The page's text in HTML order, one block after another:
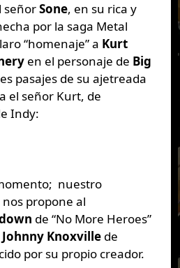
señorSone, en su rica y
por la saga Metal
“homenaje” a Kurt
en el personaje de Big
pasajes de su ajetreada
el señor Kurt, de
Indy:
nuestro
nos propone al
de “No More Heroes”
Johnny Knoxvillede
por su propio creador.